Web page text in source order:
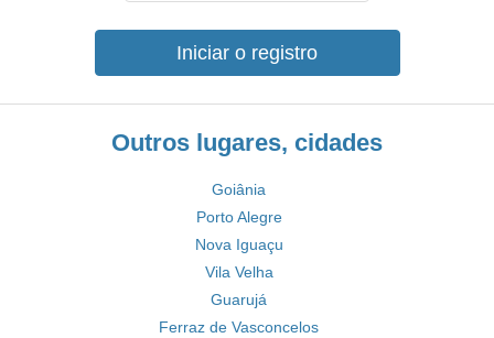
Iniciar o registro
Outros lugares, cidades
Goiânia
Porto Alegre
Nova Iguaçu
Vila Velha
Guarujá
Ferraz de Vasconcelos